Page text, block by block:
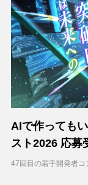
AIで作っても
スト2026 応募
47回目の若手開発者コ